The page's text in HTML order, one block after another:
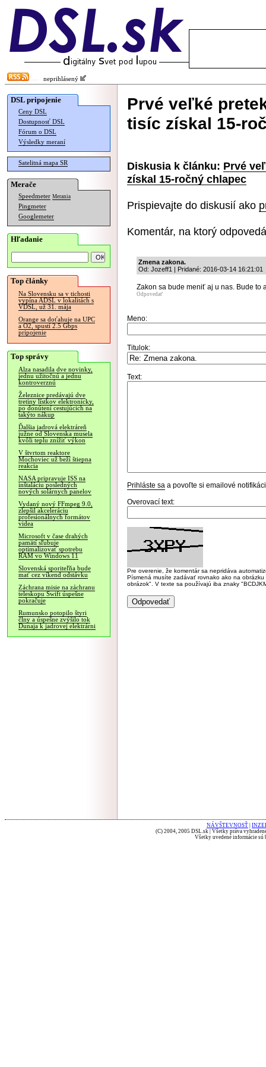
neprihlásený
DSL pripojenie
Ceny DSL
Dostupnosť DSL
Fórum o DSL
Výsledky meraní
Satelitná mapa SR
Merače
Speedmeter Merania
Pingmeter
Googlemeter
Hľadanie
Top články
Na Slovensku sa v tichosti
vypína ADSL v lokalitách s
VDSL, už 31. mája
Orange sa doťahuje na UPC
a O2, spustí 2.5 Gbps
pripojenie
Top správy
Alza nasadila dve novinky,
jednu užitočnú a jednu
kontroverznú
Železnice predávajú dve
tretiny lístkov elektronicky,
po donútení cestujúcich na
takýto nákup
Ďalšia jadrová elektráreň
južne od Slovenska musela
kvôli teplu znížiť výkon
V štvrtom reaktore
Mochoviec už beží štiepna
reakcia
NASA pripravuje ISS na
inštaláciu posledných
nových solárnych panelov
Vydaný nový FFmpeg 9.0,
zlepšil akceleráciu
profesionálnych formátov
videa
Microsoft v čase drahých
pamätí sľubuje
optimalizovať spotrebu
RAM vo Windows 11
Slovenská sporiteľňa bude
mať cez víkend odstávku
Záchrana misie na záchranu
teleskopu Swift úspešne
pokračuje
Rumunsko potopilo štyri
člny a úspešne zvýšilo tok
Dunaja k jadrovej elektrárni
Prvé veľké
tisíc získal 15-
Diskusia k článku: Prvé
získal 15-ročný chlapec
Prispievajte do diskusií ako
Komentár, na ktorý
Zmena zakona.
Od: Jozeff1 | Pridané: 2016-03-14 16:21:01
Zakon sa bude meniť aj u nas. Bude to
Odpovedať
Meno:
Titulok:
Text:
Prihláste sa a povoľte si emailové
Overovací text:
Pre overenie, že komentár sa nepridáva
Písmená musíte zadávať rovnako ako na
obrázok". V texte sa používajú iba znaky
NÁVŠTEVNOSŤ
(C) 2004, 2005 DSL.sk | Všetky práva
Všetky uvedené informácie sú